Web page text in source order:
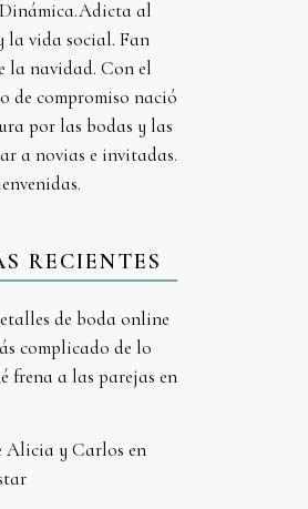
al
la vida social. Fan
la navidad. Con el
de compromiso nació
por las bodas y las
a novias e invitadas.
RECIENTES
de boda online
complicado de lo
frena a las parejas en
Alicia y Carlos en